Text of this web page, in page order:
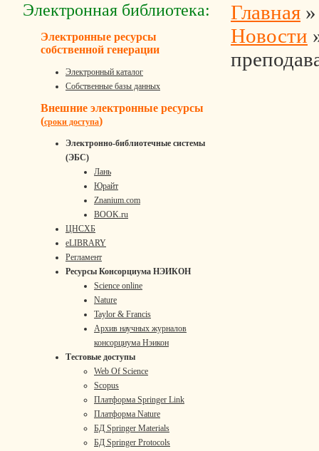
Электронная библиотека:
Электронные ресурсы
собственной генерации
Электронный каталог
Собственные базы данных
Внешние электронные ресурсы
(сроки доступа)
Электронно-библиотечные системы
(ЭБС)
Лань
Юрайт
Znanium.com
BOOK.ru
ЦНСХБ
eLIBRARY
Регламент
Ресурсы Консорциума НЭИКОН
Science online
Nature
Taylor & Francis
Архив научных журналов
консорциума Нэикон
Тестовые доступы
Web Of Science
Scopus
Платформа Springer Link
Платформа Nature
БД Springer Materials
БД Springer Protocols
Главная
Новости